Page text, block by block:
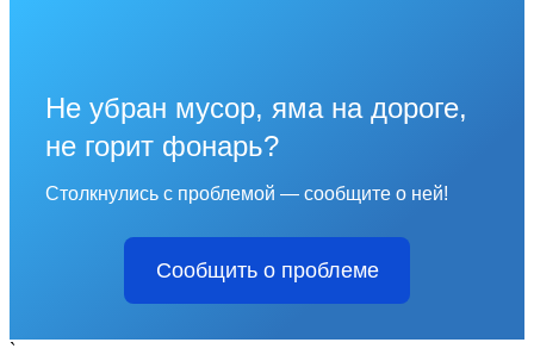
Не убран мусор, яма на дороге,
не горит фонарь?
Столкнулись с проблемой — сообщите о ней!
Сообщить о проблеме
`